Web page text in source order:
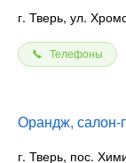
г. Тверь, ул.
Телефоны
Орандж, салон-
г. Тверь, пос.